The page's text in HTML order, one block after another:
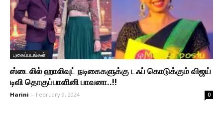
புகைப்படங்கள்
ஸ்டைலில் ஹாலிவுட் நடிகைகளுக்கு டஃப் கொடுக்கும் விஜய்
டிவி தொகுப்பாளினி பாவனா..!!
Harini - February 9, 2024 0